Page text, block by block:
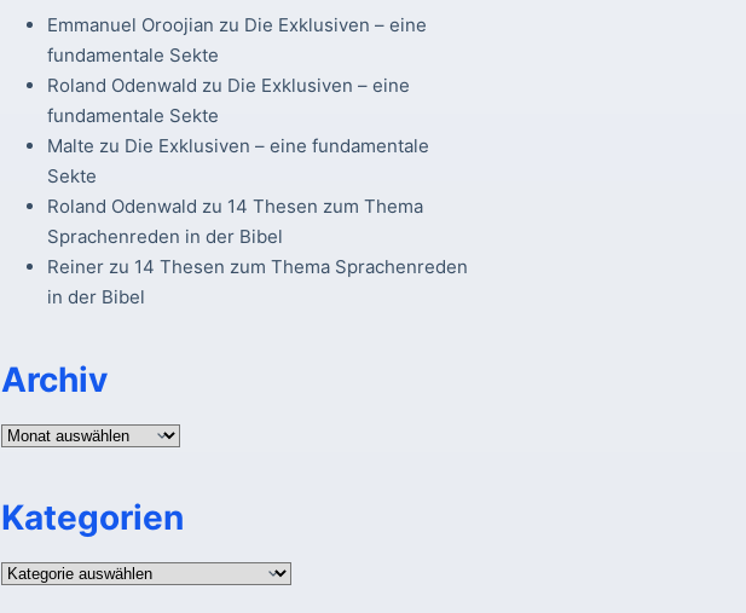
Emmanuel Oroojian zu Die Exklusiven – eine
fundamentale Sekte
Roland Odenwald zu Die Exklusiven – eine
fundamentale Sekte
Malte zu Die Exklusiven – eine fundamentale
Sekte
Roland Odenwald zu 14 Thesen zum Thema
Sprachenreden in der Bibel
Reinerzu 14 Thesen zum Thema Sprachenreden
in der Bibel
Archiv
Archiv
Kategorien
Kategorien